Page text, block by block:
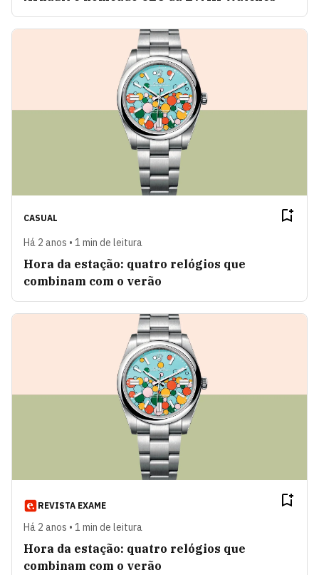
CASUAL
Há 2 anos • 1 min de leitura
Hora da estação: quatro relógios que
combinam com o verão
REVISTA EXAME
Há 2 anos • 1 min de leitura
Hora da estação: quatro relógios que
combinam com o verão